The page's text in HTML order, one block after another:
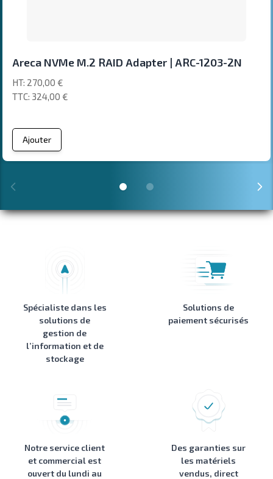
Areca NVMe M.2 RAID Adapter | ARC-1203-2N
324,00 €
270,00 €
Ajouter
Spécialiste dans les
solutions de
gestion de
l’information et de
stockage
Solutions de
paiement sécurisés
Notre service client
et commercial est
ouvert du lundi au
Des garanties sur
les matériels
vendus, direct